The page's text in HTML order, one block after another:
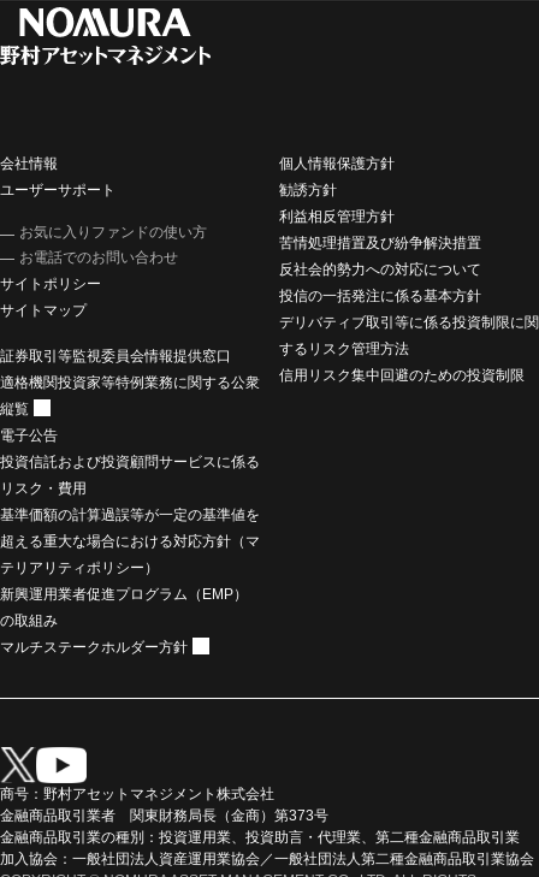
会社情報
ユーザーサポート
お気に入りファンドの使い方
お電話でのお問い合わせ
サイトポリシー
サイトマップ
個人情報保護方針
勧誘方針
利益相反管理方針
苦情処理措置及び紛争解決措置
反社会的勢力への対応について
投信の一括発注に係る基本方針
デリバティブ取引等に係る投資制限に関
するリスク管理方法
信用リスク集中回避のための投資制限
証券取引等監視委員会情報提供窓口
適格機関投資家等特例業務に関する公衆
縦覧
電子公告
投資信託および投資顧問サービスに係る
リスク・費用
基準価額の計算過誤等が一定の基準値を
超える重大な場合における対応方針（マ
テリアリティポリシー）
新興運用業者促進プログラム（EMP）
の取組み
マルチステークホルダー方針
商号：野村アセットマネジメント株式会社
金融商品取引業者 関東財務局長（金商）第373号
金融商品取引業の種別：投資運用業、投資助言・代理業、第二種金融商品取引業
加入協会：一般社団法人資産運用業協会／一般社団法人第二種金融商品取引業協会